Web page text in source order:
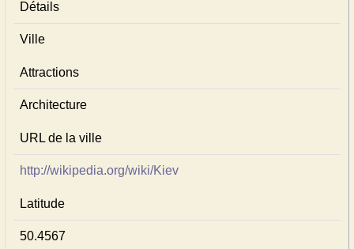
Détails
Ville
Attractions
Architecture
URL de la ville
http://wikipedia.org/wiki/Kiev
Latitude
50.4567